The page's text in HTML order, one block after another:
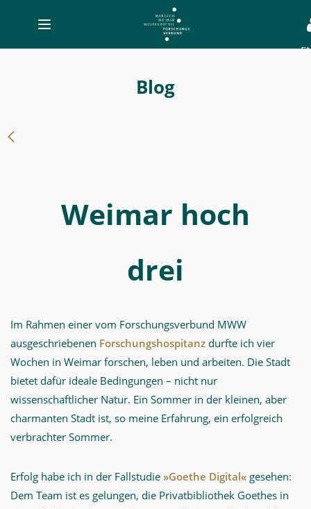
Toggle
navigation
-
Blog
Weimar hoch
drei
Im Rahmen einer vom Forschungsverbund MWW
ausgeschriebenen Forschungshospitanz durfte ich vier
Wochen in Weimar forschen, leben und arbeiten. Die Stadt
bietet dafür ideale Bedingungen – nicht nur
wissenschaftlicher Natur. Ein Sommer in der kleinen, aber
charmanten Stadt ist, so meine Erfahrung, ein erfolgreich
verbrachter Sommer.
Erfolg habe ich in der Fallstudie »Goethe Digital« gesehen:
Dem Team ist es gelungen, die Privatbibliothek Goethes in